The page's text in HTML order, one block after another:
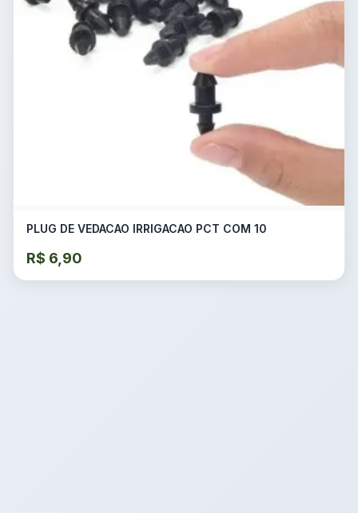
PLUG DE VEDACAO IRRIGACAO PCT COM 10
R$ 6,90